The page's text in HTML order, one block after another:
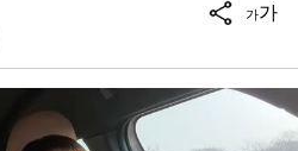
가가